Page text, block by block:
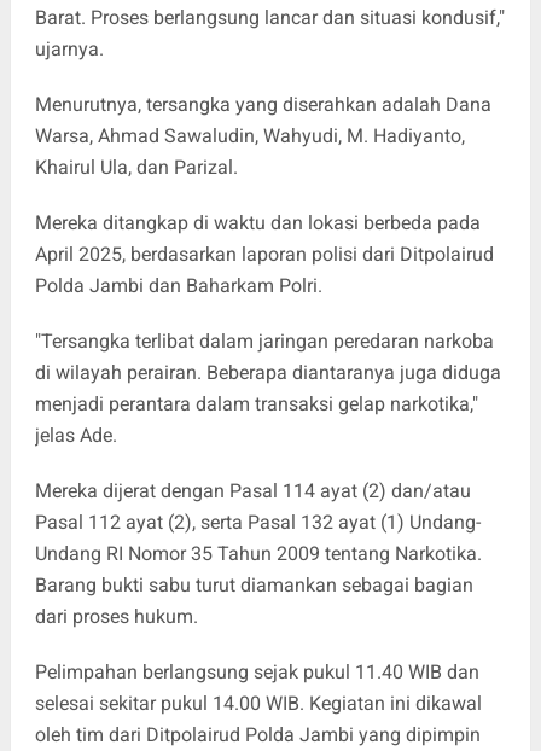
Barat. Proses berlangsung lancar dan situasi kondusif,"
ujarnya.
Menurutnya, tersangka yang diserahkan adalah Dana
Warsa, Ahmad Sawaludin, Wahyudi, M. Hadiyanto,
Khairul Ula, dan Parizal.
Mereka ditangkap di waktu dan lokasi berbeda pada
April 2025, berdasarkan laporan polisi dari Ditpolairud
Polda Jambi dan Baharkam Polri.
"Tersangka terlibat dalam jaringan peredaran narkoba
di wilayah perairan. Beberapa diantaranya juga diduga
menjadi perantara dalam transaksi gelap narkotika,"
jelas Ade.
Mereka dijerat dengan Pasal 114 ayat (2) dan/atau
Pasal 112 ayat (2), serta Pasal 132 ayat (1) Undang-
Undang RI Nomor 35 Tahun 2009 tentang Narkotika.
Barang bukti sabu turut diamankan sebagai bagian
dari proses hukum.
Pelimpahan berlangsung sejak pukul 11.40 WIB dan
selesai sekitar pukul 14.00 WIB. Kegiatan ini dikawal
oleh tim dari Ditpolairud Polda Jambi yang dipimpin